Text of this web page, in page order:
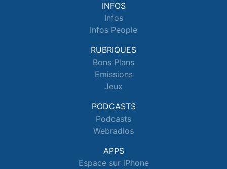
INFOS
Infos
Infos People
RUBRIQUES
Bons Plans
Emissions
Jeux
PODCASTS
Podcasts
Webradios
APPS
Espace sur iPhone